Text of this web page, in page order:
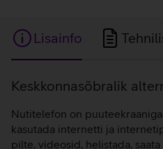
Lisainfo
Lisainfo
Keskkonnasõbralik
Nutitelefon on
kasutada internetti ja
pilte, videosid, helistada,